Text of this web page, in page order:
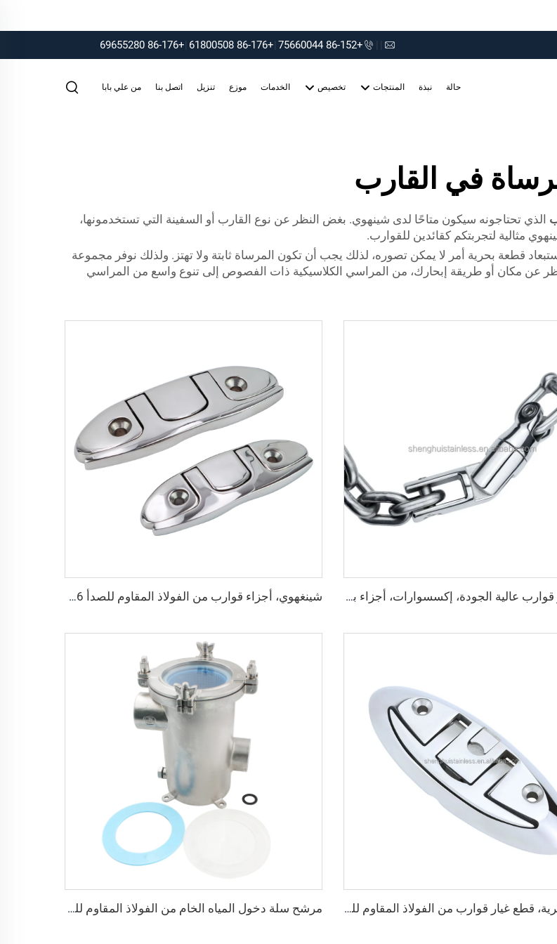
+86-152 75660044
+86-176 61800508
+86-176 69655280
حالة نبذة المنتجات تخصيص الخدمات موزع تنزيل اتصل بنا من علي بابا
في القارب
الذي تحتاجونه سيكون متاحًا لدى شينهوي. بغض النظر عن نوع القارب أو السفينة التي تستخدمونها،
مثالية لتجربتكم كقائدين للقوارب.
قطعة بحرية أمر لا يمكن تصوره، لذلك يجب أن تكون المرساة ثابتة ولا تهتز. ولذلك نوفر مجموعة
عن مكان أو طريقة إبحارك، من المراسي الكلاسيكية ذات الفصوص إلى تنوع واسع من المراسي
قطع غيار قوارب عالية الجودة، إكسسوارات، أجزاء بحرية عالية التلميع من الفولاذ المقاوم للصدأ 316، وصلة مرساة ثلاثية الأقسام شينغهوي، أجزاء قوارب من الفولاذ المقاوم للصدأ 316، قفل قابل للرفع، قفل لمصد القارب، قفل للميناء، قفل قابل للطي يظهر بالضغط
أجهزة بحرية، قطع غيار قوارب من الفولاذ المقاوم للصدأ 316، مشابك سطح القارب من الفولاذ المقاوم للصدأ مرشح سلة دخول المياه الخام من الفولاذ المقاوم للصدأ 2205 للأجهزة البحرية للاستخدام في مياه البحر والقوارب